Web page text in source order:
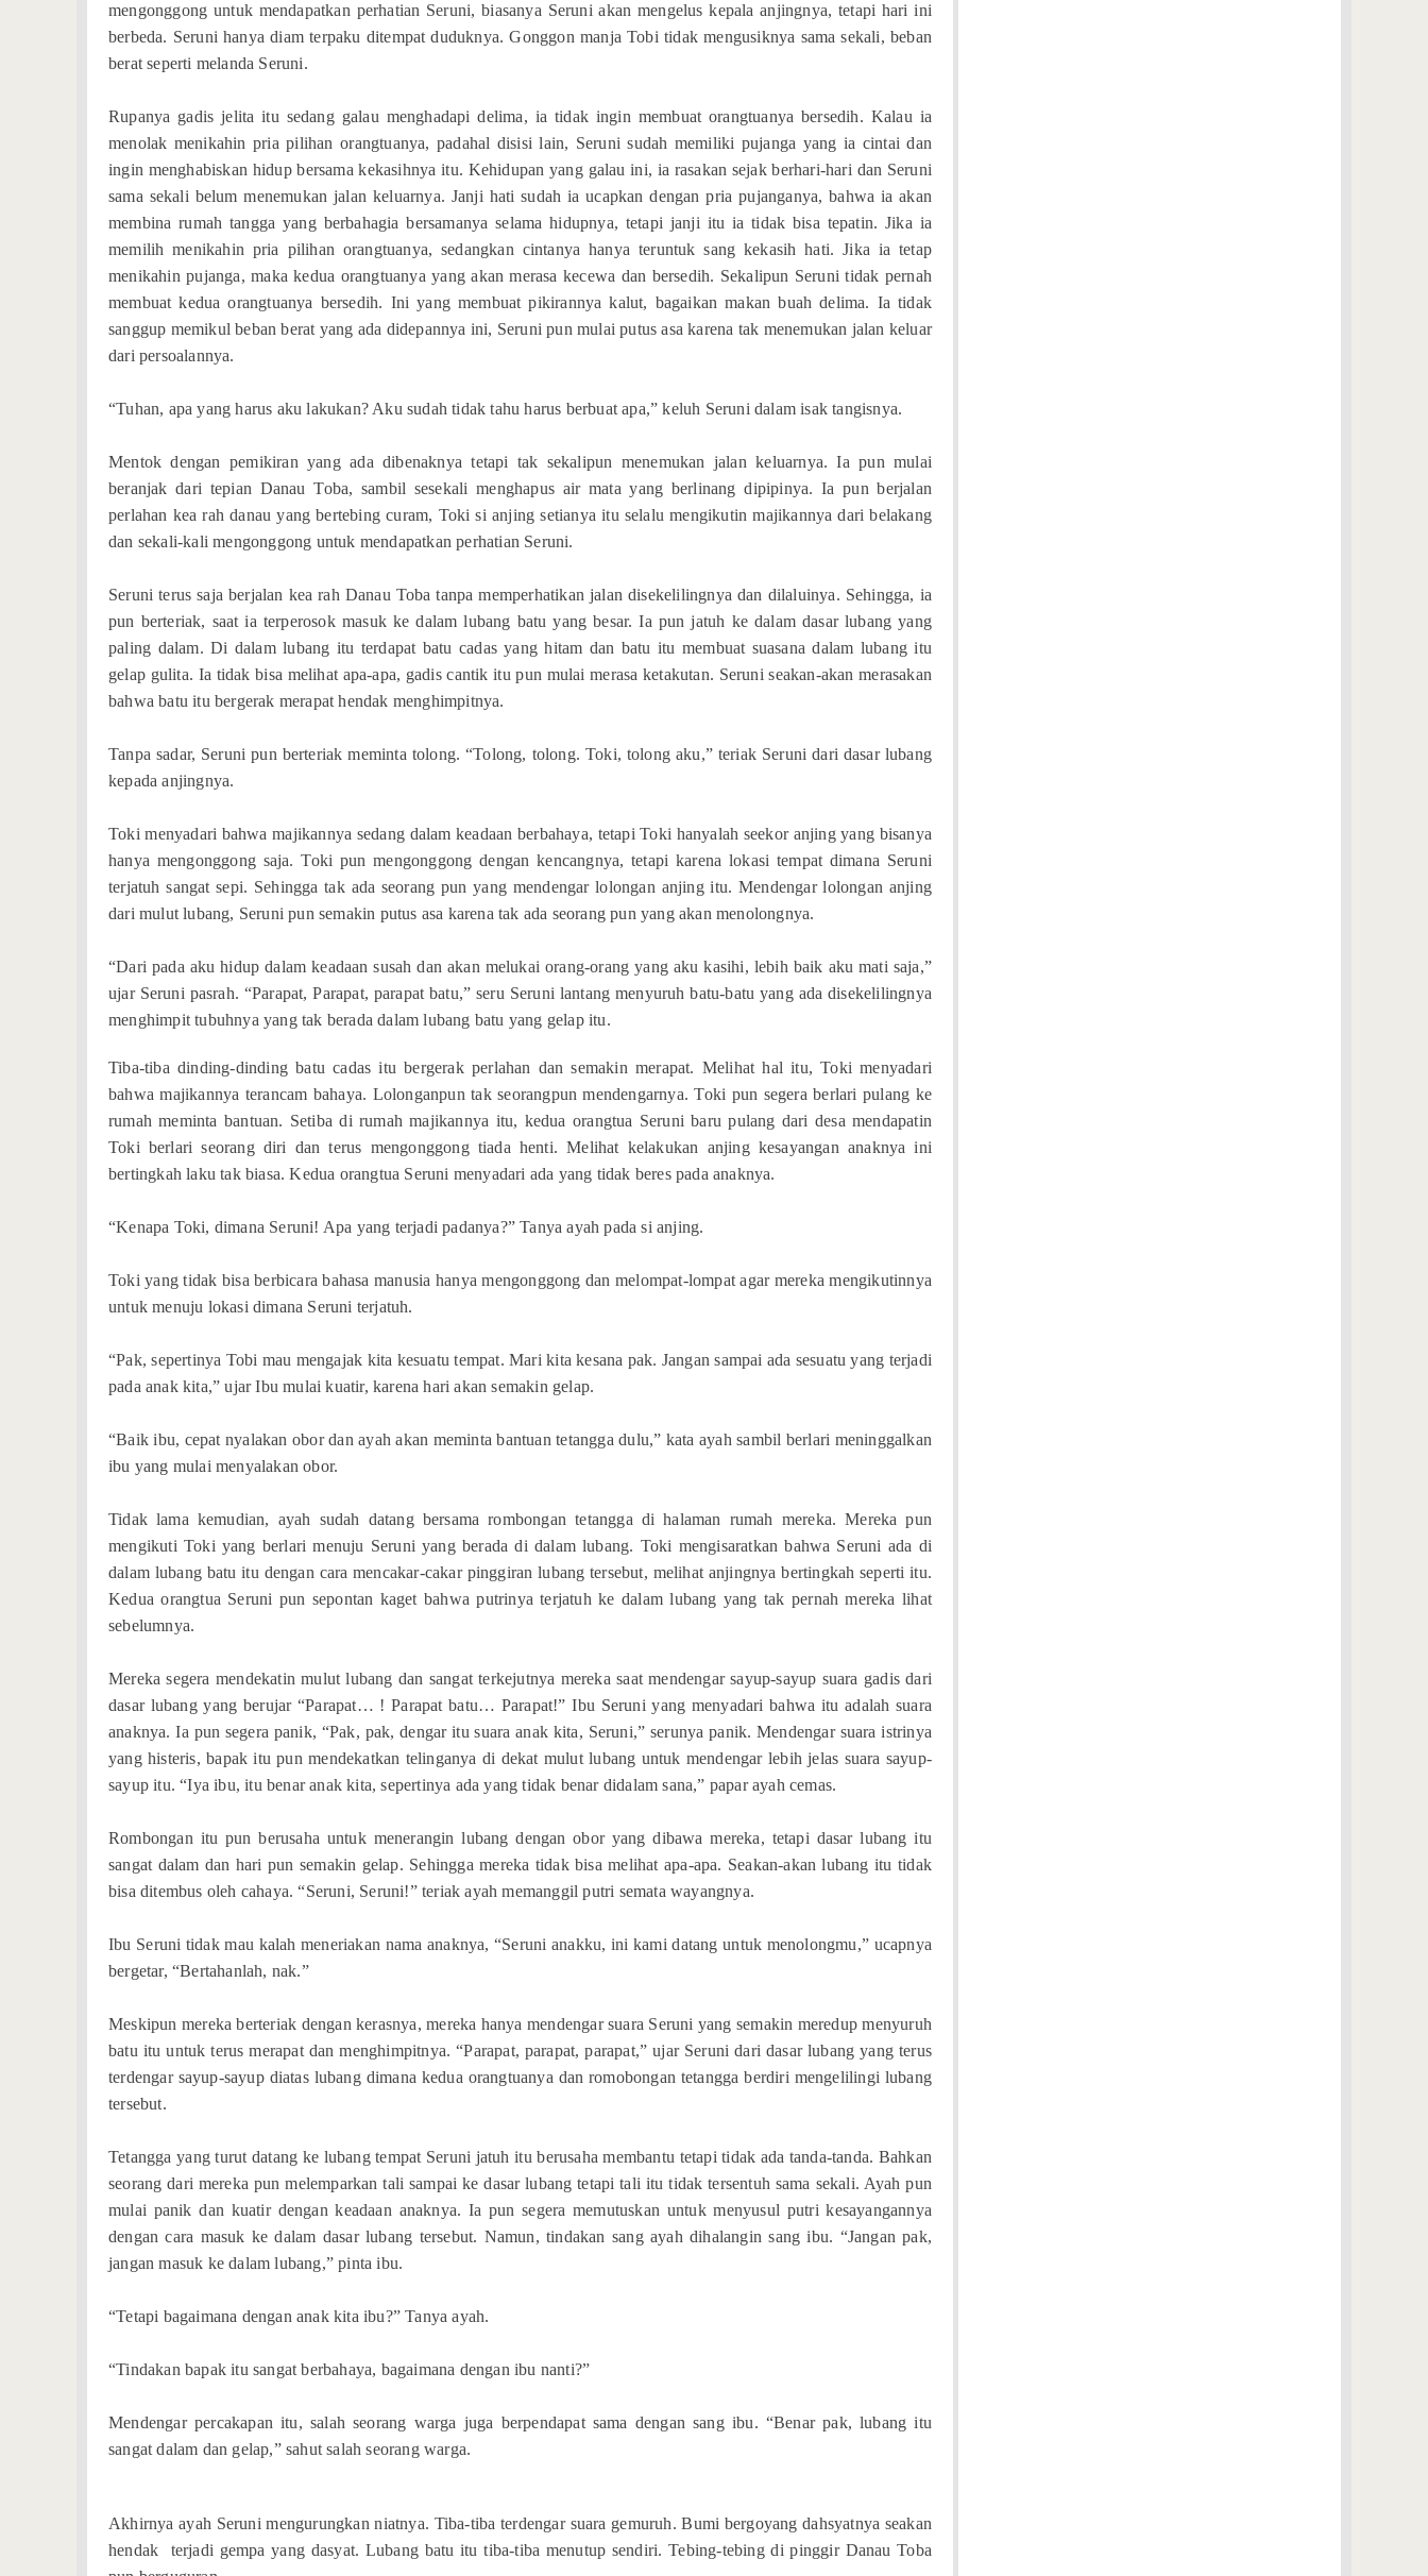
mengonggong untuk mendapatkan perhatian Seruni, biasanya Seruni akan mengelus kepala anjingnya, tetapi hari ini
berbeda. Seruni hanya diam terpaku ditempat duduknya. Gonggon manja Tobi tidak mengusiknya sama sekali, beban
berat seperti melanda Seruni.
Rupanya gadis jelita itu sedang galau menghadapi delima, ia tidak ingin membuat orangtuanya bersedih. Kalau ia
menolak menikahin pria pilihan orangtuanya, padahal disisi lain, Seruni sudah memiliki pujanga yang ia cintai dan
ingin menghabiskan hidup bersama kekasihnya itu. Kehidupan yang galau ini, ia rasakan sejak berhari-hari dan Seruni
sama sekali belum menemukan jalan keluarnya. Janji hati sudah ia ucapkan dengan pria pujanganya, bahwa ia akan
membina rumah tangga yang berbahagia bersamanya selama hidupnya, tetapi janji itu ia tidak bisa tepatin. Jika ia
memilih menikahin pria pilihan orangtuanya, sedangkan cintanya hanya teruntuk sang kekasih hati. Jika ia tetap
menikahin pujanga, maka kedua orangtuanya yang akan merasa kecewa dan bersedih. Sekalipun Seruni tidak pernah
membuat kedua orangtuanya bersedih. Ini yang membuat pikirannya kalut, bagaikan makan buah delima. Ia tidak
sanggup memikul beban berat yang ada didepannya ini, Seruni pun mulai putus asa karena tak menemukan jalan keluar
dari persoalannya.
“Tuhan, apa yang harus aku lakukan? Aku sudah tidak tahu harus berbuat apa,” keluh Seruni dalam isak tangisnya.
Mentok dengan pemikiran yang ada dibenaknya tetapi tak sekalipun menemukan jalan keluarnya. Ia pun mulai
beranjak dari tepian Danau Toba, sambil sesekali menghapus air mata yang berlinang dipipinya. Ia pun berjalan
perlahan kea rah danau yang bertebing curam, Toki si anjing setianya itu selalu mengikutin majikannya dari belakang
dan sekali-kali mengonggong untuk mendapatkan perhatian Seruni.
Seruni terus saja berjalan kea rah Danau Toba tanpa memperhatikan jalan disekelilingnya dan dilaluinya. Sehingga, ia
pun berteriak, saat ia terperosok masuk ke dalam lubang batu yang besar. Ia pun jatuh ke dalam dasar lubang yang
paling dalam. Di dalam lubang itu terdapat batu cadas yang hitam dan batu itu membuat suasana dalam lubang itu
gelap gulita. Ia tidak bisa melihat apa-apa, gadis cantik itu pun mulai merasa ketakutan. Seruni seakan-akan merasakan
bahwa batu itu bergerak merapat hendak menghimpitnya.
Tanpa sadar, Seruni pun berteriak meminta tolong. “Tolong, tolong. Toki, tolong aku,” teriak Seruni dari dasar lubang
kepada anjingnya.
Toki menyadari bahwa majikannya sedang dalam keadaan berbahaya, tetapi Toki hanyalah seekor anjing yang bisanya
hanya mengonggong saja. Toki pun mengonggong dengan kencangnya, tetapi karena lokasi tempat dimana Seruni
terjatuh sangat sepi. Sehingga tak ada seorang pun yang mendengar lolongan anjing itu. Mendengar lolongan anjing
dari mulut lubang, Seruni pun semakin putus asa karena tak ada seorang pun yang akan menolongnya.
“Dari pada aku hidup dalam keadaan susah dan akan melukai orang-orang yang aku kasihi, lebih baik aku mati saja,”
ujar Seruni pasrah. “Parapat, Parapat, parapat batu,” seru Seruni lantang menyuruh batu-batu yang ada disekelilingnya
menghimpit tubuhnya yang tak berada dalam lubang batu yang gelap itu.
Tiba-tiba dinding-dinding batu cadas itu bergerak perlahan dan semakin merapat. Melihat hal itu, Toki menyadari
bahwa majikannya terancam bahaya. Lolonganpun tak seorangpun mendengarnya. Toki pun segera berlari pulang ke
rumah meminta bantuan. Setiba di rumah majikannya itu, kedua orangtua Seruni baru pulang dari desa mendapatin
Toki berlari seorang diri dan terus mengonggong tiada henti. Melihat kelakukan anjing kesayangan anaknya ini
bertingkah laku tak biasa. Kedua orangtua Seruni menyadari ada yang tidak beres pada anaknya.
“Kenapa Toki, dimana Seruni! Apa yang terjadi padanya?” Tanya ayah pada si anjing.
Toki yang tidak bisa berbicara bahasa manusia hanya mengonggong dan melompat-lompat agar mereka mengikutinnya
untuk menuju lokasi dimana Seruni terjatuh.
“Pak, sepertinya Tobi mau mengajak kita kesuatu tempat. Mari kita kesana pak. Jangan sampai ada sesuatu yang terjadi
pada anak kita,” ujar Ibu mulai kuatir, karena hari akan semakin gelap.
“Baik ibu, cepat nyalakan obor dan ayah akan meminta bantuan tetangga dulu,” kata ayah sambil berlari meninggalkan
ibu yang mulai menyalakan obor.
Tidak lama kemudian, ayah sudah datang bersama rombongan tetangga di halaman rumah mereka. Mereka pun
mengikuti Toki yang berlari menuju Seruni yang berada di dalam lubang. Toki mengisaratkan bahwa Seruni ada di
dalam lubang batu itu dengan cara mencakar-cakar pinggiran lubang tersebut, melihat anjingnya bertingkah seperti itu.
Kedua orangtua Seruni pun sepontan kaget bahwa putrinya terjatuh ke dalam lubang yang tak pernah mereka lihat
sebelumnya.
Mereka segera mendekatin mulut lubang dan sangat terkejutnya mereka saat mendengar sayup-sayup suara gadis dari
dasar lubang yang berujar “Parapat… ! Parapat batu… Parapat!” Ibu Seruni yang menyadari bahwa itu adalah suara
anaknya. Ia pun segera panik, “Pak, pak, dengar itu suara anak kita, Seruni,” serunya panik. Mendengar suara istrinya
yang histeris, bapak itu pun mendekatkan telinganya di dekat mulut lubang untuk mendengar lebih jelas suara sayup-
sayup itu. “Iya ibu, itu benar anak kita, sepertinya ada yang tidak benar didalam sana,” papar ayah cemas.
Rombongan itu pun berusaha untuk menerangin lubang dengan obor yang dibawa mereka, tetapi dasar lubang itu
sangat dalam dan hari pun semakin gelap. Sehingga mereka tidak bisa melihat apa-apa. Seakan-akan lubang itu tidak
bisa ditembus oleh cahaya. “Seruni, Seruni!” teriak ayah memanggil putri semata wayangnya.
Ibu Seruni tidak mau kalah meneriakan nama anaknya, “Seruni anakku, ini kami datang untuk menolongmu,” ucapnya
bergetar, “Bertahanlah, nak.”
Meskipun mereka berteriak dengan kerasnya, mereka hanya mendengar suara Seruni yang semakin meredup menyuruh
batu itu untuk terus merapat dan menghimpitnya. “Parapat, parapat, parapat,” ujar Seruni dari dasar lubang yang terus
terdengar sayup-sayup diatas lubang dimana kedua orangtuanya dan romobongan tetangga berdiri mengelilingi lubang
tersebut.
Tetangga yang turut datang ke lubang tempat Seruni jatuh itu berusaha membantu tetapi tidak ada tanda-tanda. Bahkan
seorang dari mereka pun melemparkan tali sampai ke dasar lubang tetapi tali itu tidak tersentuh sama sekali. Ayah pun
mulai panik dan kuatir dengan keadaan anaknya. Ia pun segera memutuskan untuk menyusul putri kesayangannya
dengan cara masuk ke dalam dasar lubang tersebut. Namun, tindakan sang ayah dihalangin sang ibu. “Jangan pak,
jangan masuk ke dalam lubang,” pinta ibu.
“Tetapi bagaimana dengan anak kita ibu?” Tanya ayah.
“Tindakan bapak itu sangat berbahaya, bagaimana dengan ibu nanti?”
Mendengar percakapan itu, salah seorang warga juga berpendapat sama dengan sang ibu. “Benar pak, lubang itu
sangat dalam dan gelap,” sahut salah seorang warga.
Akhirnya ayah Seruni mengurungkan niatnya. Tiba-tiba terdengar suara gemuruh. Bumi bergoyang dahsyatnya seakan
hendak terjadi gempa yang dasyat. Lubang batu itu tiba-tiba menutup sendiri. Tebing-tebing di pinggir Danau Toba